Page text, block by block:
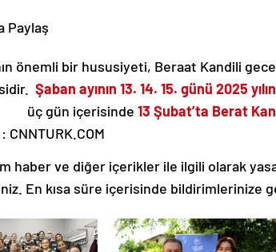
Paylaş
önemli bir hususiyeti, Beraat Kandili
Şaban ayının 13. 14. 15. günü 2025
üç gün içerisinde 13 Şubat’ta Berat
CNNTURK.COM
haber ve diğer içerikler ile ilgili olarak
En kısa süre içerisinde bildirimlerinize